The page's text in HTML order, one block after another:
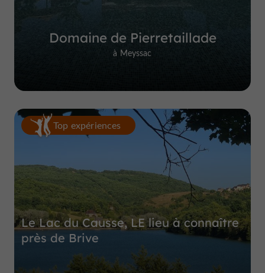
Domaine de Pierretaillade
à Meyssac
Top expériences
Le Lac du Causse, LE lieu à connaître
près de Brive